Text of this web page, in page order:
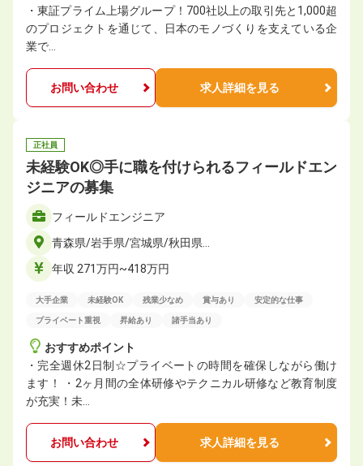
・東証プライム上場グループ！700社以上の取引先と1,000超
のプロジェクトを通じて、日本のモノづくりを支えている企
業で…
お問い合わせ 求人詳細を見る
正社員
未経験OK◎手に職を付けられるフィールドエン
ジニアの募集
フィールドエンジニア
青森県/岩手県/宮城県/秋田県…
年収 271万円~418万円
大手企業 未経験OK 残業少なめ 賞与あり 安定的な仕事
プライベート重視 昇給あり 諸手当あり
おすすめポイント
・完全週休2日制☆プライベートの時間を確保しながら働け
ます！ ・2ヶ月間の全体研修やテクニカル研修など教育制度
が充実！未…
お問い合わせ 求人詳細を見る